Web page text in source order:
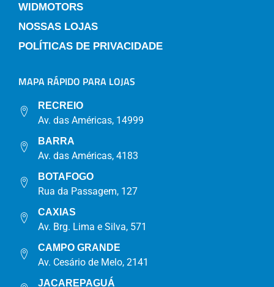
WIDMOTORS
NOSSAS LOJAS
POLÍTICAS DE PRIVACIDADE
MAPA RÁPIDO PARA LOJAS
RECREIO
Av. das Américas, 14999
BARRA
Av. das Américas, 4183
BOTAFOGO
Rua da Passagem, 127
CAXIAS
Av. Brg. Lima e Silva, 571
CAMPO GRANDE
Av. Cesário de Melo, 2141
JACAREPAGUÁ